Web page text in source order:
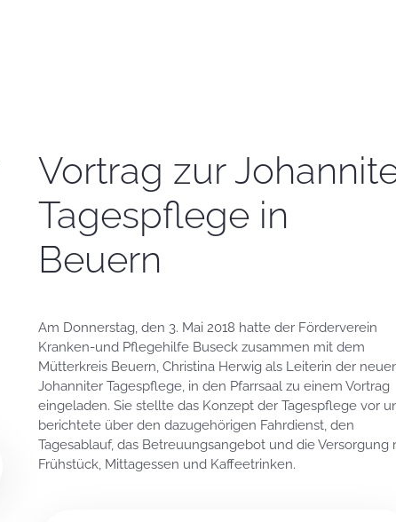
Vortrag zur
Tagespflege in
Beuern
Am Donnerstag, den 3. Mai 2018 hatte der Förderverein
Kranken-und Pflegehilfe Buseck zusammen mit dem
Mütterkreis Beuern, Christina Herwig als Leiterin der
Johanniter Tagespflege, in den Pfarrsaal zu einem Vortrag
eingeladen. Sie stellte das Konzept der Tagespflege vor
berichtete über den dazugehörigen Fahrdienst, den
Tagesablauf, das Betreuungsangebot und die Versorgung
Frühstück, Mittagessen und Kaffeetrinken.